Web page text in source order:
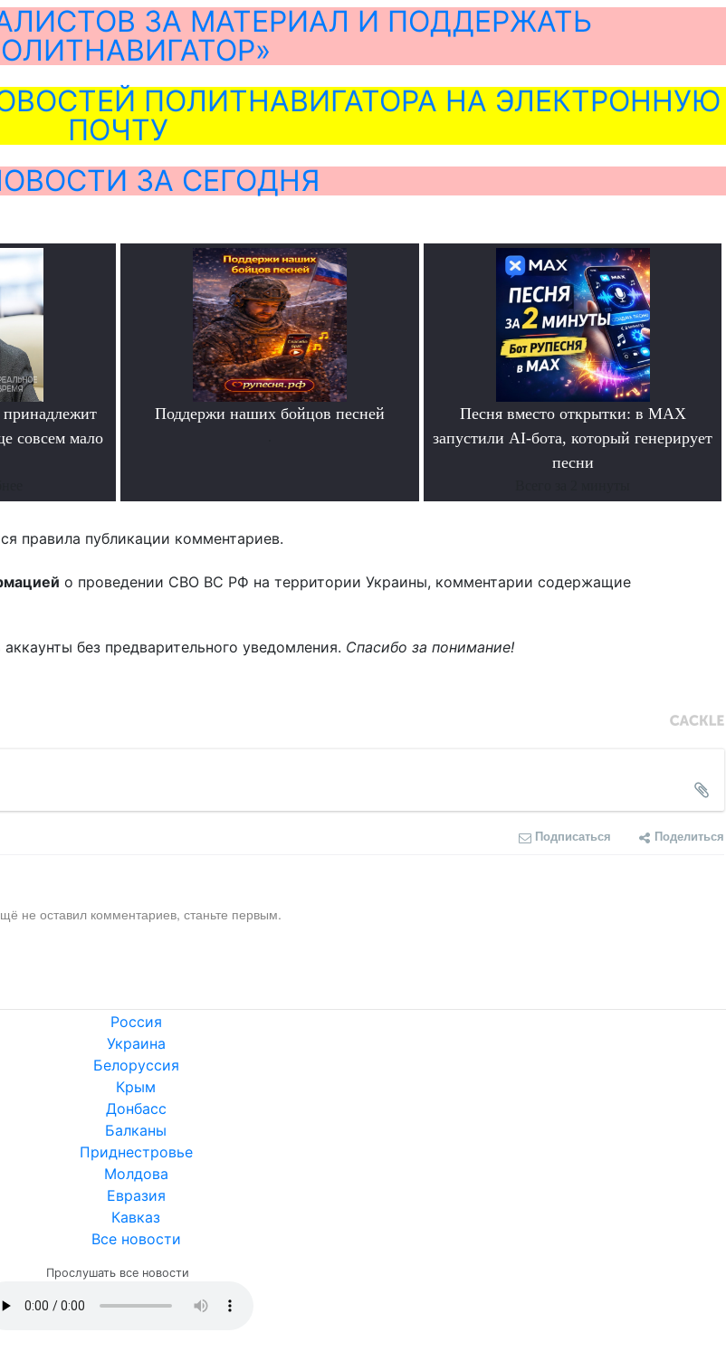
ЗА МАТЕРИАЛ И ПОДДЕРЖАТЬ
ПОЛИТНАВИГАТОРА НА ЭЛЕКТРОННУЮ
ПОЧТУ
ЗА СЕГОДНЯ
совсем мало
Поддержи наших бойцов песней
Песня вместо открытки: в MAX
запустили AI-бота, который генерирует
песни
правила публикации комментариев.
о проведении СВО ВС РФ на территории Украины, комментарии содержащие
без предварительного уведомления. Спасибо за понимание!
Подписаться Поделиться
не оставил комментариев, станьте первым.
Россия
Украина
Белоруссия
Крым
Донбасс
Балканы
Приднестровье
Молдова
Евразия
Кавказ
Все новости
Прослушать все новости